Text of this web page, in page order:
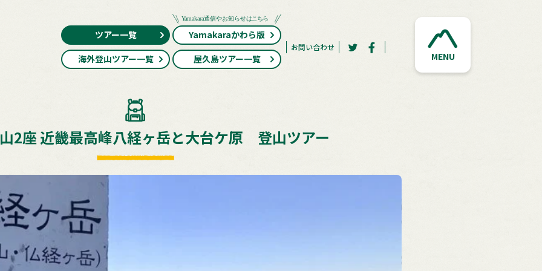
ツアー一覧
Yamakaraかわら版
海外登山ツアー一覧
屋久島ツアー一覧
お問い合わせ
MENU
2座 近畿最高峰八経ヶ岳と大台ケ原 登山ツアー